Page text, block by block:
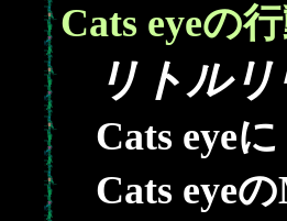
Cats eyeの行
リトル
Cats eyeに
Cats eye